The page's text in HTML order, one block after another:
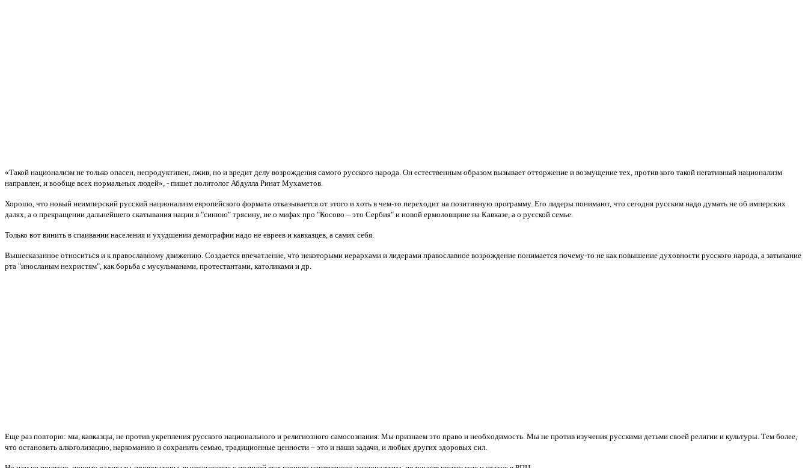
«Такой национализм не только опасен, непродуктивен, лжив, но и вредит делу возрождения самого русского народа. Он естественным образом вызывает отторжение и возмущение тех, против кого такой негативный национализм
направлен, и вообще всех нормальных людей», - пишет политолог Абдулла Ринат Мухаметов.
Хорошо, что новый неимперский русский национализм европейского формата отказывается от этого и хоть в чем-то переходит на позитивную программу. Его лидеры понимают, что сегодня русским надо думать не об имперских
далях, а о прекращении дальнейшего скатывания нации в "синюю" трясину, не о мифах про "Косово – это Сербия" и новой ермоловщине на Кавказе, а о русской семье.
Только вот винить в спаивании населения и ухудшении демографии надо не евреев и кавказцев, а самих себя.
Вышесказанное относиться и к православному движению. Создается впечатление, что некоторыми иерархами и лидерами православное возрождение понимается почему-то не как повышение духовности русского народа, а затыкание
рта "иносланым нехристям", как борьба с мусульманами, протестантами, католиками и др.
Еще раз повторю: мы, кавказцы, не против укрепления русского национального и религиозного самосознания. Мы признаем это право и необходимость. Мы не против изучения русскими детьми своей религии и культуры. Тем более,
что остановить алкоголизацию, наркоманию и сохранить семью, традиционные ценности – это и наши задачи, и любых других здоровых сил.